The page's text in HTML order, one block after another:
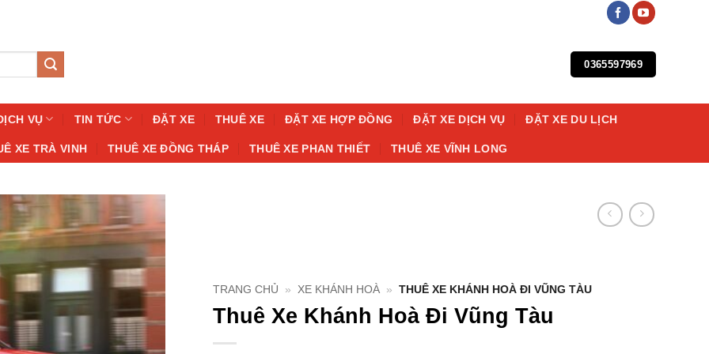
0365597969
VỤ TIN TỨC ĐẶT XE THUÊ XE ĐẶT XE HỢP ĐỒNG ĐẶT XE DỊCH VỤ ĐẶT XE DU LỊCH
XE TRÀ VINH THUÊ XE ĐỒNG THÁP THUÊ XE PHAN THIẾT THUÊ XE VĨNH LONG
TRANG CHỦ » XE KHÁNH HOÀ » THUÊ XE KHÁNH HOÀ ĐI VŨNG TÀU
Thuê Xe Khánh Hoà Đi Vũng Tàu